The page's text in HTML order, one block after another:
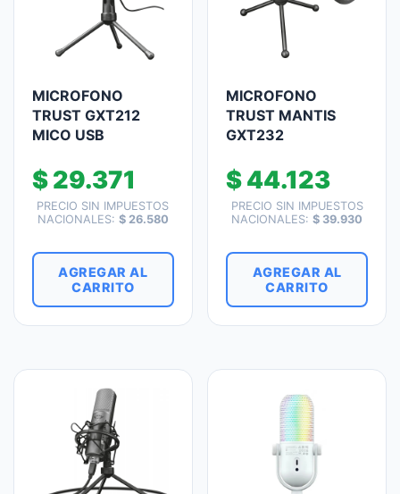
MICROFONO
TRUST GXT212
MICO USB
$29.371
PRECIO SIN IMPUESTOS
NACIONALES: $26.580
AGREGAR AL
CARRITO
MICROFONO
TRUST MANTIS
GXT232
$44.123
PRECIO SIN IMPUESTOS
NACIONALES:$ 39.930
AGREGAR AL
CARRITO